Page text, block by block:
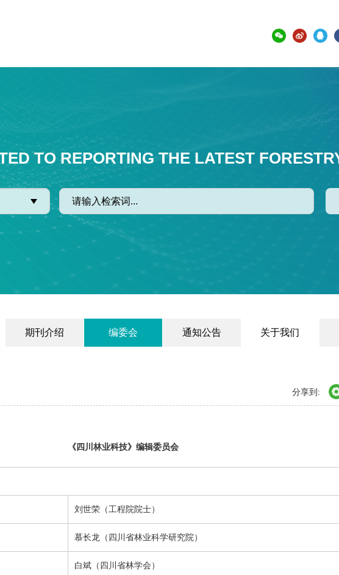
TO REPORTING THE LATEST
期刊介绍 编委会 通知公告 关于我们
分享到:
《四川林业科技》编辑委员会
刘世荣（工程院院士）
慕长龙 （四川省林业科学研究院）
白斌 （四川省林学会）